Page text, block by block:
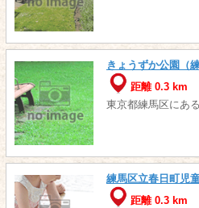
きょうずか公園（練
距離 0.3 km
東京都練馬区にあ
練馬区立春日町児
距離 0.3 km